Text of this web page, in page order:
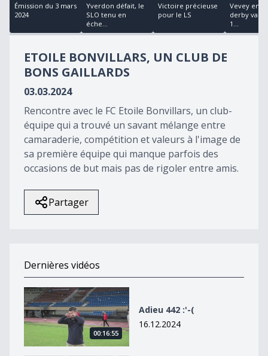
40
minutes,
seconds
Émission du 3 mars
2024
Yverdon défait, le
SLO tenu en
éche...
Victoire précieuse
pour le LS
Vevey
derby
1...
ETOILE BONVILLARS, UN CLUB DE
BONS GAILLARDS
03.03.2024
Rencontre avec le FC Etoile Bonvillars, un club-
équipe qui a trouvé un savant mélange entre
camaraderie, compétition et valeurs à l'image de
sa première équipe qui manque parfois des
occasions de but mais pas de rigoler entre amis.
Partager
Dernières vidéos
Adieu 442 :&#039;-(
00:16:55
Adieu 442 :'-(
16.12.2024